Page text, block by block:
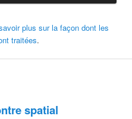
plus sur la façon dont les
traitées.
spatial